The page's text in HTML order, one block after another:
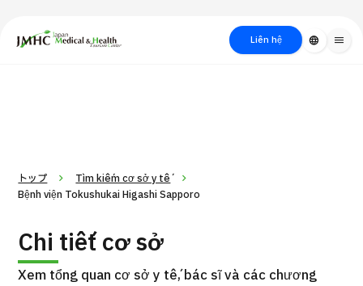
Trung tâm Du lịch Y tế & Sức khỏe Nhật Bản (JMHC)
Liên hệ language menu
トップ
Tìm kiếm cơ sở y tế
Bệnh viện Tokushukai Higashi Sapporo
Chi tiết cơ sở
Xem tổng quan cơ sở y tế, bác sĩ và các chương